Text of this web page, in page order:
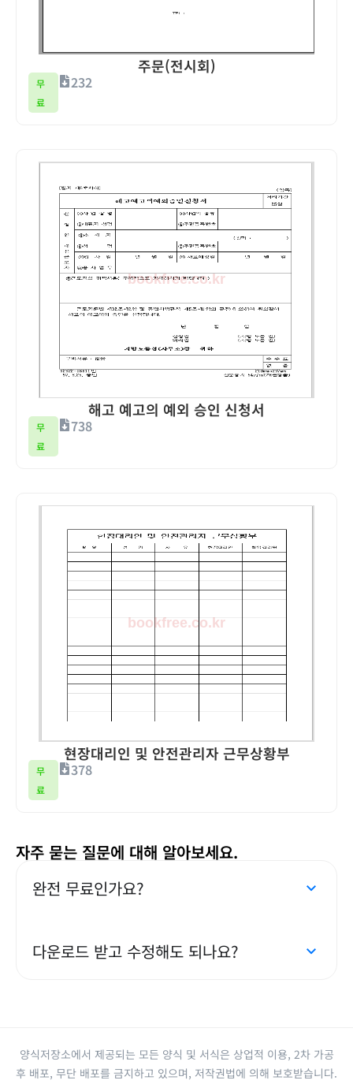
주문(전시회)
무
료
232
해고 예고의 예외 승인 신청서
무
료
738
현장대리인 및 안전관리자 근무상황부
무
료
378
자주 묻는 질문에 대해 알아보세요.
완전 무료인가요?
다운로드 받고 수정해도 되나요?
양식저장소에서 제공되는 모든 양식 및 서식은 상업적 이용, 2차 가공
후 배포, 무단 배포를 금지하고 있으며, 저작권법에 의해 보호받습니다.